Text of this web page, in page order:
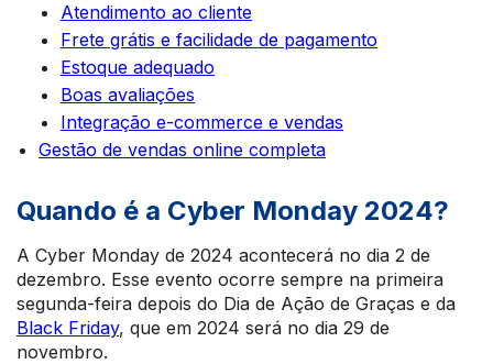
Atendimento ao cliente
Frete grátis e facilidade de pagamento
Estoque adequado
Boas avaliações
Integração e-commerce e vendas
Gestão de vendas online completa
Quando é a Cyber Monday 2024?
A Cyber Monday de 2024 acontecerá no dia 2 de
dezembro. Esse evento ocorre sempre na primeira
segunda-feira depois do Dia de Ação de Graças e da
Black Friday, que em 2024 será no dia 29 de
novembro.